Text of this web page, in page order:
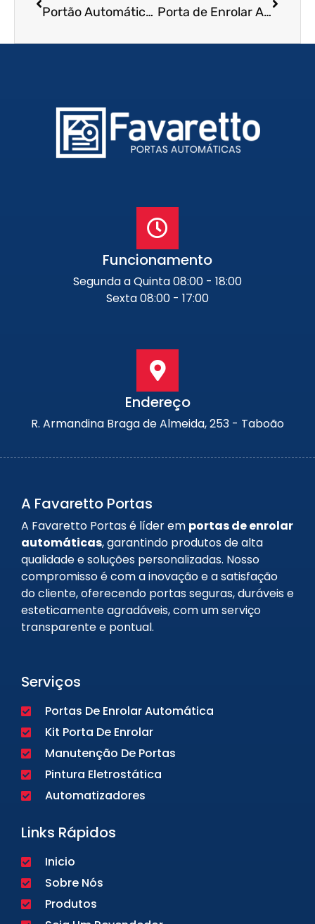
Portão Automático de Enrolar em Cajamar – SP Porta de Enrolar Automática em Vitória – ES
Funcionamento
Segunda a Quinta 08:00 - 18:00
Sexta 08:00 - 17:00
Endereço
R. Armandina Braga de Almeida, 253 - Taboão
A Favaretto Portas
A Favaretto Portas é líder em portas de enrolar
automáticas, garantindo produtos de alta
qualidade e soluções personalizadas. Nosso
compromisso é com a inovação e a satisfação
do cliente, oferecendo portas seguras, duráveis e
esteticamente agradáveis, com um serviço
transparente e pontual.
Serviços
Portas De Enrolar Automática
Kit Porta De Enrolar
Manutenção De Portas
Pintura Eletrostática
Automatizadores
Links Rápidos
Inicio
Sobre Nós
Produtos